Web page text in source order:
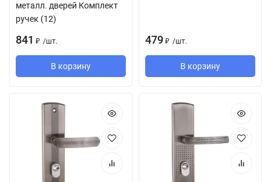
металл. дверей Комплект
ручек (12)
841 ₽ /шт.
В корзину
479 ₽ /шт.
В корзину